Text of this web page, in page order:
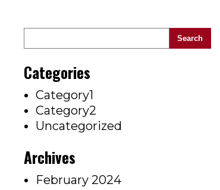
Search
Categories
Category1
Category2
Uncategorized
Archives
February 2024